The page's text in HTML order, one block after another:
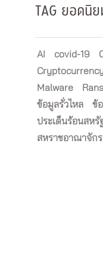
TAG ยอดนิ
AI covid-19
Malware
ข้อมูลรั่วไหล
ข้
ประเด็นร้อนสหรั
สหราชอาณาจักร